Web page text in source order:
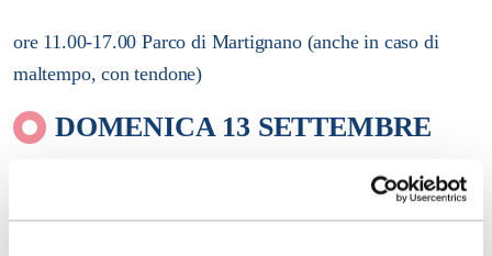
ore 11.00-17.00 Parco di Martignano (anche in caso di
maltempo, con tendone)
DOMENICA 13 SETTEMBRE
A spas per malghe del Bondon - evento su prenotazione.